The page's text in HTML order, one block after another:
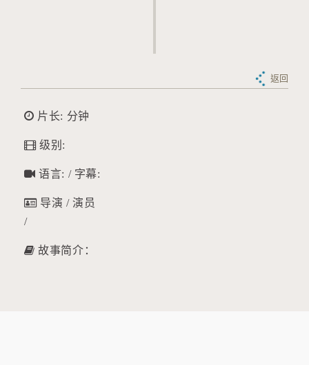
返回
片长: 分钟
级别:
语言: / 字幕:
导演 / 演员
/
故事简介：